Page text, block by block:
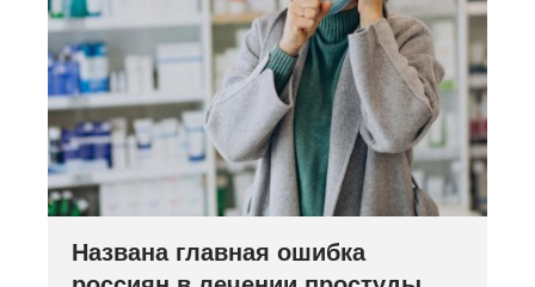
Названа главная ошибка